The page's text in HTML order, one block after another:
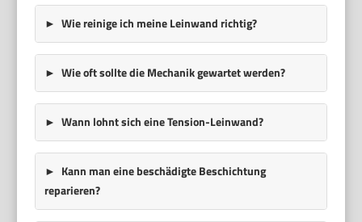
Wie reinige ich meine Leinwand richtig?
Wie oft sollte die Mechanik gewartet werden?
Wann lohnt sich eine Tension-Leinwand?
Kann man eine beschädigte Beschichtung
reparieren?